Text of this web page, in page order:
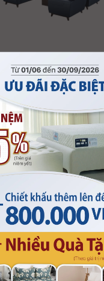
Sofa kiểu Delta
Sofa kiểu Mighty